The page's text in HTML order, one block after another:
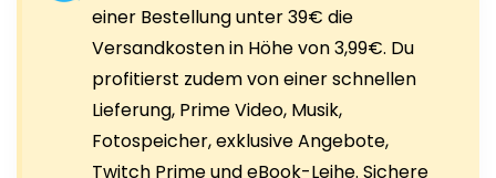
einer Bestellung unter 39€ die
Versandkosten in Höhe von 3,99€. Du
profitierst zudem von einer schnellen
Lieferung, Prime Video, Musik,
Fotospeicher, exklusive Angebote,
Twitch Prime und eBook-Leihe. Sichere